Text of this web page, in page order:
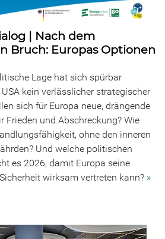
| Nach dem
Bruch: Europas Optionen
Lage hat sich spürbar
kein verlässlicher strategischer
sich für Europa neue, drängende
Frieden und Abschreckung? Wie
ohne den inneren
Und welche politischen
es 2026, damit Europa seine
wirksam vertreten kann? »